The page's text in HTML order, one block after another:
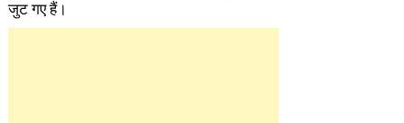
जुट गए हैं।